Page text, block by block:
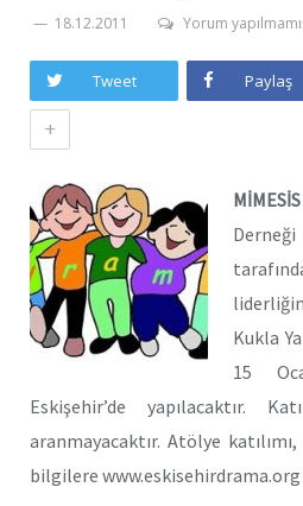
18.12.2011 Yorum
Tweet Paylaş
+
Kukla
15
Eskişehir’de yapılacaktır.
aranmayacaktır. Atölye
bilgilere